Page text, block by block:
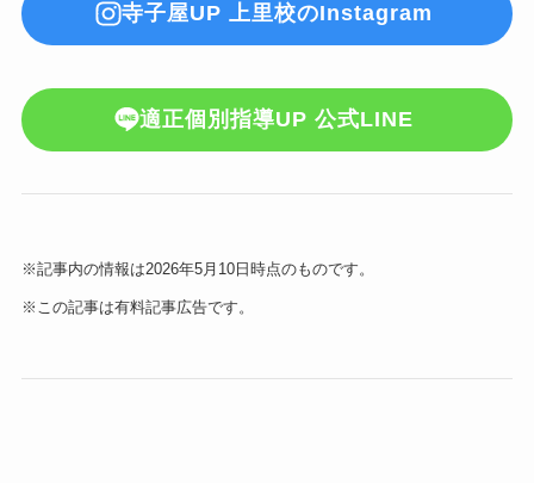
寺子屋UP 上里校のInstagram
適正個別指導UP 公式LINE
※記事内の情報は2026年5月10日時点のものです。
※この記事は有料記事広告です。